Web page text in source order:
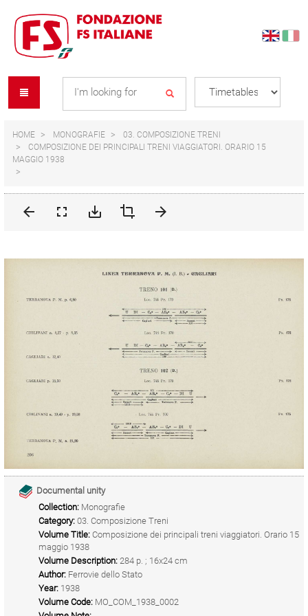
content
navigation
menu
HOME MONOGRAFIE
03. COMPOSIZIONE TRENI
COMPOSIZIONE DEI PRINCIPALI TRENI VIAGGIATORI. ORARIO 15
MAGGIO 1938
Documental unity
Collection: Monografie
Category: 03. Composizione Treni
Volume Title: Composizione dei principali treni viaggiatori. Orario 15
maggio 1938
Volume Description: 284 p. ; 16x24 cm
Author: Ferrovie dello Stato
Year: 1938
Volume Code: MO_COM_1938_0002